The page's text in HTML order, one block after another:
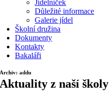
Jídelníček
Důležité informace
Galerie jídel
Školní družina
Dokumenty
Kontakty
Bakaláři
Archiv: addu
Aktuality z naší školy